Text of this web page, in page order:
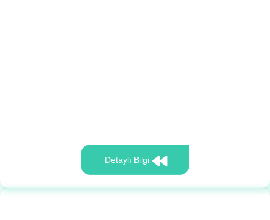
Detaylı Bilgi